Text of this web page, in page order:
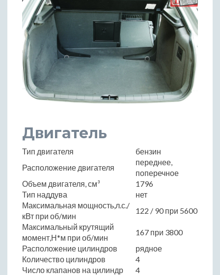
Двигатель
Тип двигателя
бензин
Расположение двигателя
переднее,
поперечное
Объем двигателя, см³
1796
Тип наддува
нет
Максимальная мощность,л.с./
кВт при об/мин
122 / 90 при 5600
Максимальный крутящий
момент,Н*м при об/мин
167 при 3800
Расположение цилиндров
рядное
Количество цилиндров
4
Число клапанов на цилиндр
4